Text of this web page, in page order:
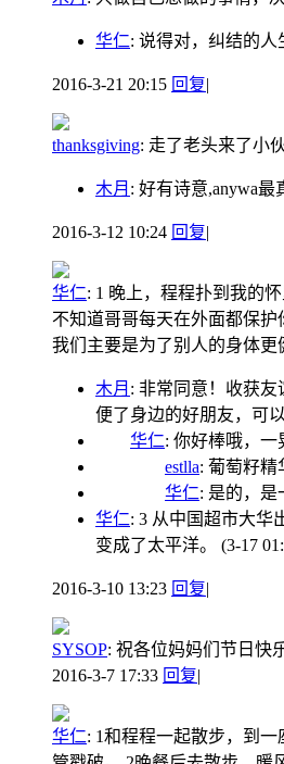
华仁: 说得对，纠结的人
2016-3-21 20:15 回复|
thanksgiving: 走了老头来了小
木月 : 好有诗意,anywa
2016-3-12 10:24 回复|
华仁: 1 晚上，程程扑到我的
不知道哥哥每天在外面都保
我们主要是为了别人的身体更
木月 : 非常同意！收获
便了身边的好朋友，可
华仁: 你好棒哦，一
estlla: 葡萄籽精
华仁: 是的，是
华仁: 3 从中国超市大华
变成了太平洋。 (3-17
2016-3-10 13:23 回复|
SYSOP: 祝各位妈妈们节日快
2016-3-7 17:33 回复|
华仁: 1和程程一起散步，到